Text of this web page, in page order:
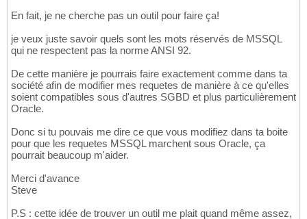
En fait, je ne cherche pas un outil pour faire ça!
je veux juste savoir quels sont les mots réservés de MSSQL
qui ne respectent pas la norme ANSI 92.
De cette manière je pourrais faire exactement comme dans ta
société afin de modifier mes requetes de manière à ce qu'elles
soient compatibles sous d'autres SGBD et plus particulièrement
Oracle.
Donc si tu pouvais me dire ce que vous modifiez dans ta boite
pour que les requetes MSSQL marchent sous Oracle, ça
pourrait beaucoup m'aider.
Merci d'avance
Steve
P.S : cette idée de trouver un outil me plait quand même assez,